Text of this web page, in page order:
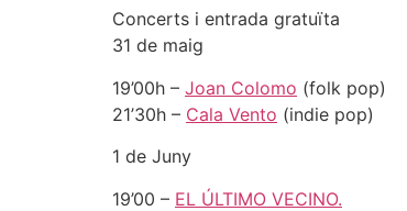
Concerts i entrada gratuïta
31 de maig
19’00h – Joan Colomo (folk pop)
21’30h – Cala Vento (indie pop)
1 de Juny
19’00 – EL ÚLTIMO VECINO.